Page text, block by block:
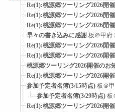
Re(1):桃源郷ツーリング2026開
Re(1):桃源郷ツーリング2026開
Re(1):桃源郷ツーリング2026開
早々の書き込みに感謝 板＠甲府
Re(1):桃源郷ツーリング2026開
Re(1):桃源郷ツーリング2026開
桃源郷ツーリング2026開催のお
Re(1):桃源郷ツーリング2026開
参加予定者名簿(3/15時点) 板＠
参加予定者名簿(3/29時点) 板
Re(1):桃源郷ツーリング2026開